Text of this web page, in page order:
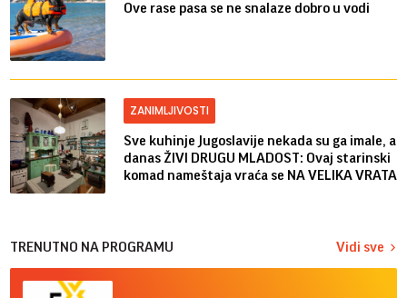
Ove rase pasa se ne snalaze dobro u vodi
ZANIMLJIVOSTI
Sve kuhinje Jugoslavije nekada su ga imale, a
danas ŽIVI DRUGU MLADOST: Ovaj starinski
komad nameštaja vraća se NA VELIKA VRATA
TRENUTNO NA PROGRAMU Vidi sve